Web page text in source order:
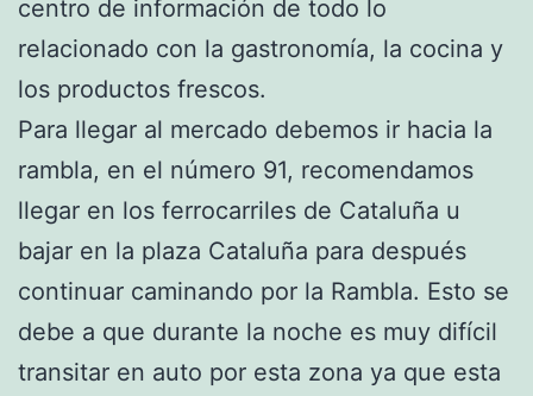
centro de información de todo lo
relacionado con la gastronomía, la cocina y
los productos frescos.
Para llegar al mercado debemos ir hacia la
rambla, en el número 91, recomendamos
llegar en los ferrocarriles de Cataluña u
bajar en la plaza Cataluña para después
continuar caminando por la Rambla. Esto se
debe a que durante la noche es muy difícil
transitar en auto por esta zona ya que esta